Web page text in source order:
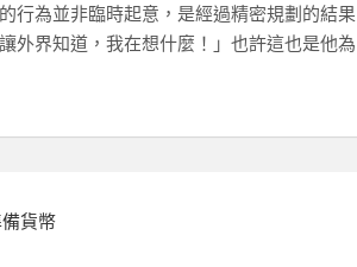
行為並非臨時起意，是經過精密規劃的結
外界知道，我在想什麼！」也許這也是他
貨幣